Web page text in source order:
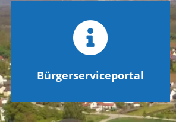
Bürgerserviceportal